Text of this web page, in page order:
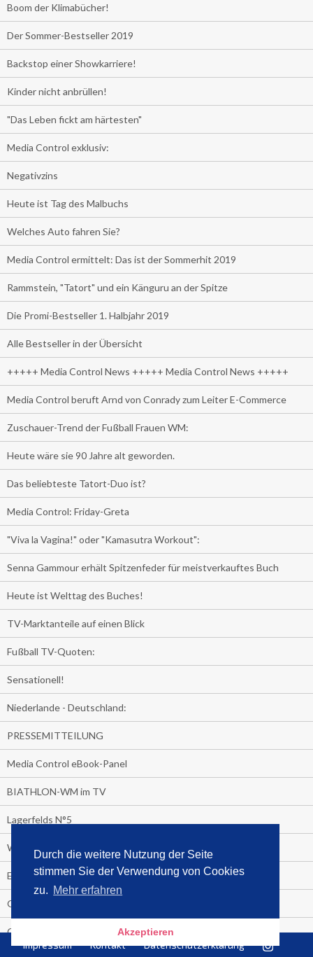
Durch die weitere Nutzung der Seite
stimmen Sie der Verwendung von Cookies
zu. Mehr erfahren
Akzeptieren
Boom der Klimabücher!
Der Sommer-Bestseller 2019
Backstop einer Showkarriere!
Kinder nicht anbrüllen!
"Das Leben fickt am härtesten"
Media Control exklusiv:
Negativzins
Heute ist Tag des Malbuchs
Welches Auto fahren Sie?
Media Control ermittelt: Das ist der Sommerhit 2019
Rammstein, "Tatort" und ein Känguru an der Spitze
Die Promi-Bestseller 1. Halbjahr 2019
Alle Bestseller in der Übersicht
+++++ Media Control News +++++ Media Control News +++++
Media Control beruft Arnd von Conrady zum Leiter E-Commerce
Zuschauer-Trend der Fußball Frauen WM:
Heute wäre sie 90 Jahre alt geworden.
Das beliebteste Tatort-Duo ist?
Media Control: Friday-Greta
"Viva la Vagina!" oder "Kamasutra Workout":
Senna Gammour erhält Spitzenfeder für meistverkauftes Buch
Heute ist Welttag des Buches!
TV-Marktanteile auf einen Blick
Fußball TV-Quoten:
Sensationell!
Niederlande - Deutschland:
PRESSEMITTEILUNG
Media Control eBook-Panel
BIATHLON-WM im TV
Lagerfelds N°5
Wer schaut täglich fast sieben Stunden Fernsehen?
Es Pilchert allerorten
Geheime Promi-Bücher-Bestenliste
Gratis-E-Book-Aktionen
Impressum Kontakt Datenschutzerklärung